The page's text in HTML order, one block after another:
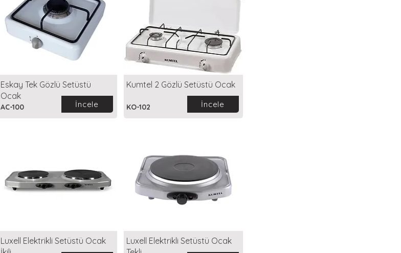
Eskay Tek Gözlü Setüstü
Ocak
AC-100 İncele
Luxell Elektrikli Setüstü Ocak
Kumtel 2 Gözlü Setüstü Ocak
KO-102 İncele
Luxell Elektrikli Setüstü Ocak